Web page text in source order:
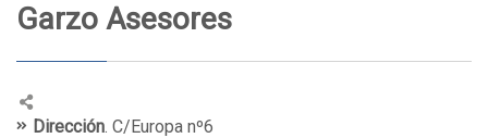
Garzo Asesores
Dirección. C/Europa nº6